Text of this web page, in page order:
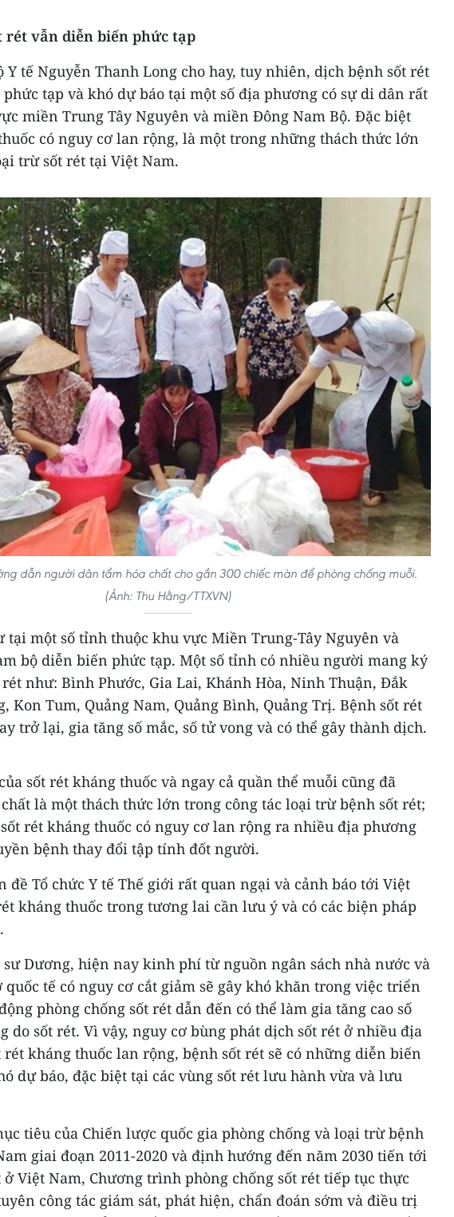
rét vẫn diễn biến phức tạp
Y tế Nguyễn Thanh Long cho hay, tuy nhiên, dịch bệnh sốt rét
tạp và khó dự báo tại một số địa phương có sự di dân rất
miền Trung Tây Nguyên và miền Đông Nam Bộ. Đặc biệt
có nguy cơ lan rộng, là một trong những thách thức lớn
trừ sốt rét tại Việt Nam.
dẫn người dân tẩm hóa chất cho gần 300 chiếc màn để phòng chống muỗi.
(Ảnh: Thu Hằng/TTXVN)
một số tỉnh thuộc khu vực Miền Trung-Tây Nguyên và
bộ diễn biến phức tạp. Một số tỉnh có nhiều người mang ký
như: Bình Phước, Gia Lai, Khánh Hòa, Ninh Thuận, Đắk
Kon Tum, Quảng Nam, Quảng Bình, Quảng Trị. Bệnh sốt rét
trở lại, gia tăng số mắc, số tử vong và có thể gây thành dịch.
sốt rét kháng thuốc và ngay cả quần thể muỗi cũng đã
là một thách thức lớn trong công tác loại trừ bệnh sốt rét;
rét kháng thuốc có nguy cơ lan rộng ra nhiều địa phương
bệnh thay đổi tập tính đốt người.
đề Tổ chức Y tế Thế giới rất quan ngại và cảnh báo tới Việt
kháng thuốc trong tương lai cần lưu ý và có các biện pháp
sư Dương, hiện nay kinh phí từ nguồn ngân sách nhà nước và
quốc tế có nguy cơ cắt giảm sẽ gây khó khăn trong việc triển
phòng chống sốt rét dẫn đến có thể làm gia tăng cao số
do sốt rét. Vì vậy, nguy cơ bùng phát dịch sốt rét ở nhiều địa
rét kháng thuốc lan rộng, bệnh sốt rét sẽ có những diễn biến
dự báo, đặc biệt tại các vùng sốt rét lưu hành vừa và lưu
tiêu của Chiến lược quốc gia phòng chống và loại trừ bệnh
giai đoạn 2011-2020 và định hướng đến năm 2030 tiến tới
Việt Nam, Chương trình phòng chống sốt rét tiếp tục thực
công tác giám sát, phát hiện, chẩn đoán sớm và điều trị